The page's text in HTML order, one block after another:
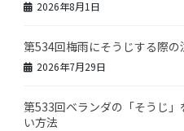
2026年8月1日
第534回梅雨にそうじする際の
2026年7月29日
第533回ベランダの「そうじ」
い方法